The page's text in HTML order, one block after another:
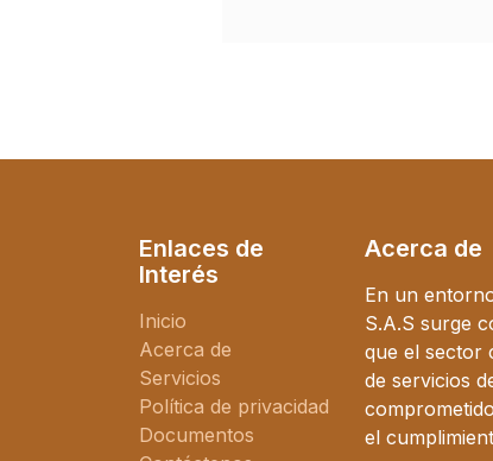
Enlaces de
Interés
Inicio
Acerca de
Servicios
Política de privacidad
Documentos
Acerca de
En un
S.A.S surge
que el sector
de servicios
el